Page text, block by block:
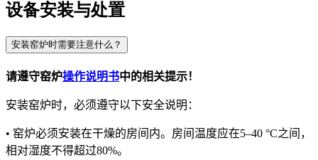
设备安装与处置
安装窑炉时需要注意什么？
请遵守窑炉操作说明书中的相关提示！
安装窑炉时，必须遵守以下安全说明：
• 窑炉必须安装在干燥的房间内。房间温度应在5–40 °C之间，
相对湿度不得超过80%。